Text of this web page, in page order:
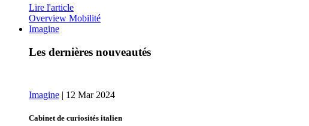
Lire l'article
Overview Mobilité
Imagine
Les dernières nouveautés
Imagine | 12 Mar 2024
Cabinet de curiosités italien